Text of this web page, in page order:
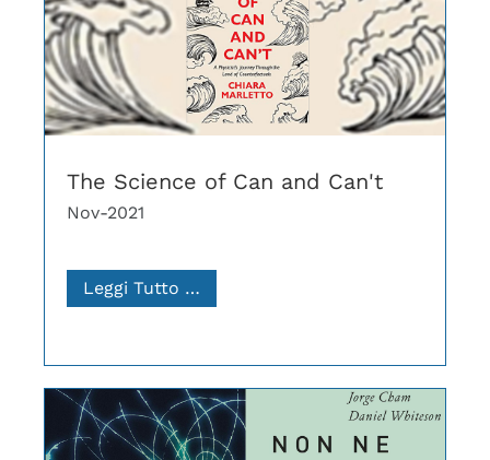
The Science of Can and Can't
Nov-2021
Leggi Tutto …